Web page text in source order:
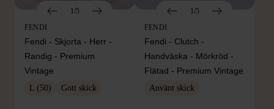
1/5
FENDI
Fendi - Skjorta - Herr -
Randig - Premium
Vintage
L (50) Gott skick
1/5
FENDI
Fendi - Clutch -
Handväska - Mörkröd -
Flätad - Premium Vintage
Använt skick